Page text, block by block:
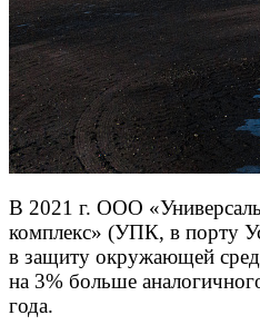
В 2021 г. ООО
комплекс» (УПК, в порту
в защиту окружающей
на 3% больше
года.